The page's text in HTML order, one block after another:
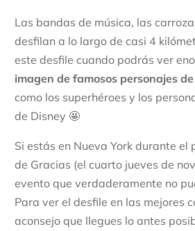
Las bandas de música, las
desfilan a lo largo de casi 4
este desfile cuando podrás ver
imagen de famosos personajes
como los superhéroes y los
de Disney 🤩
Si estás en Nueva York durante el
de Gracias (el cuarto jueves de
evento que verdaderamente no
Para ver el desfile en las mejores
aconsejo que llegues lo antes